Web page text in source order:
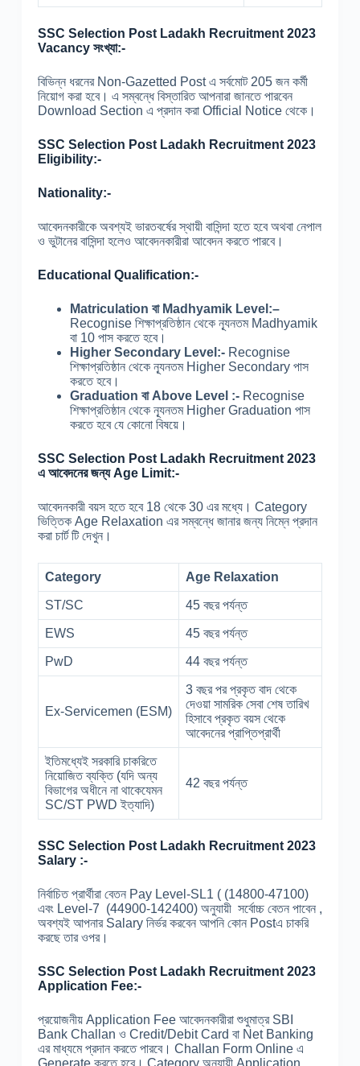
SSC Selection Post Ladakh Recruitment 2023
Vacancy সংখ্যা:-
বিভিন্ন ধরনের Non-Gazetted Post এ সর্বমোট 205 জন কর্মী
নিয়োগ করা হবে। এ সম্বন্ধে বিস্তারিত আপনারা জানতে পারবেন
Download Section এ প্রদান করা Official Notice থেকে।
SSC Selection Post Ladakh Recruitment 2023
Eligibility:-
Nationality:-
আবেদনকারীকে অবশ্যই ভারতবর্ষের স্থায়ী বাসিন্দা হতে হবে অথবা নেপাল
ও ভুটানের বাসিন্দা হলেও আবেদনকারীরা আবেদন করতে পারবে।
Educational Qualification:-
Matriculation বা Madhyamik Level:–
Recognise শিক্ষাপ্রতিষ্ঠান থেকে ন্যূনতম Madhyamik
বা 10 পাস করতে হবে।
Higher Secondary Level:-Recognise
শিক্ষাপ্রতিষ্ঠান থেকে ন্যূনতম Higher Secondary পাস
করতে হবে।
Graduation বা Above Level :- Recognise
শিক্ষাপ্রতিষ্ঠান থেকে ন্যূনতম Higher Graduation পাস
করতে হবে যে কোনো বিষয়ে।
SSC Selection Post Ladakh Recruitment 2023
এ আবেদনের জন্য Age Limit:-
আবেদনকারী বয়স হতে হবে 18 থেকে 30 এর মধ্যে। Category
ভিত্তিক Age Relaxation এর সম্বন্ধে জানার জন্য নিম্নে প্রদান
করা চার্ট টি দেখুন।
Category Age Relaxation
ST/SC 45 বছর পর্যন্ত
EWS 45 বছর পর্যন্ত
PwD 44 বছর পর্যন্ত
Ex-Servicemen (ESM)
3 বছর পর প্রকৃত বাদ থেকে
দেওয়া সামরিক সেবা শেষ তারিখ
হিসাবে প্রকৃত বয়স থেকে
আবেদনের প্রাপ্তিপ্রার্থী
ইতিমধ্যেই সরকারি চাকরিতে
নিয়োজিত ব্যক্তি (যদি অন্য
বিভাগের অধীনে না থাকেযেমন
SC/ST PWD ইত্যাদি)
42 বছর পর্যন্ত
SSC Selection Post Ladakh Recruitment 2023
Salary :-
নির্বাচিত প্রার্থীরা বেতন Pay Level-SL1 ( (14800-47100)
এবং Level-7 (44900-142400) অনুযায়ী সর্বোচ্চ বেতন পাবেন ,
অবশ্যই আপনার Salary নির্ভর করবেন আপনি কোন Postএ চাকরি
করছে তার ওপর।
SSC Selection Post Ladakh Recruitment 2023
Application Fee:-
প্রয়োজনীয় Application Fee আবেদনকারীরা শুধুমাত্র SBI
Bank Challan ও Credit/Debit Card বা Net Banking
এর মাধ্যমে প্রদান করতে পারবে। Challan Form Online এ
Generate করতে হবে। Category অনুযায়ী Application